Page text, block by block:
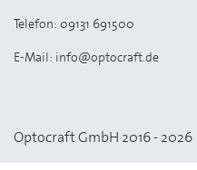
Telefon: 09131 691500
E-Mail: info@optocraft.de
Optocraft GmbH 2016 - 2026